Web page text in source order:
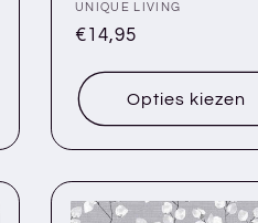
Verkoper:
UNIQUE LIVING
Normale
€14,95
Opties kiezen